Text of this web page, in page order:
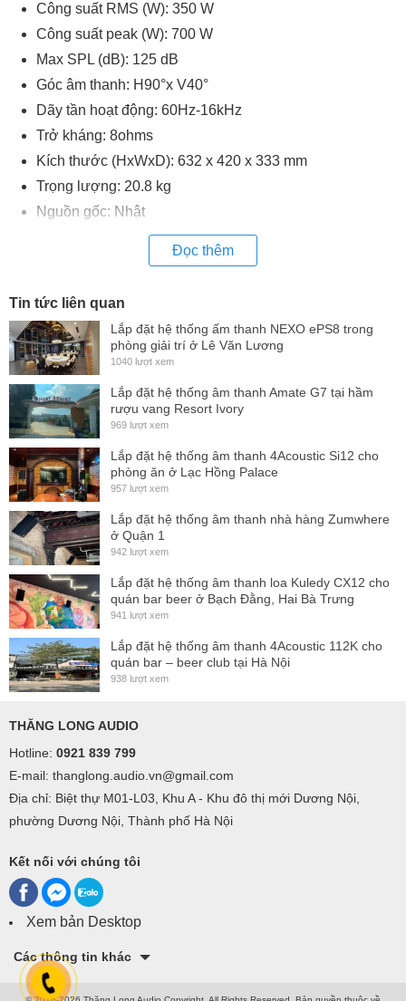
Công suất RMS (W): 350 W
Công suất peak (W): 700 W
Max SPL (dB): 125 dB
Góc âm thanh: H90°x V40°
Dãy tần hoạt động: 60Hz-16kHz
Trở kháng: 8ohms
Kích thước (HxWxD): 632 x 420 x 333 mm
Trọng lượng: 20.8 kg
Nguồn gốc: Nhật
Đọc thêm
Tin tức liên quan
Lắp đặt hệ thống ấm thanh NEXO ePS8 trong
phòng giải trí ở Lê Văn Lương
1040 lượt xem
Lắp đặt hệ thống âm thanh Amate G7 tại hầm
rượu vang Resort Ivory
969 lượt xem
Lắp đặt hệ thống âm thanh 4Acoustic Si12 cho
phòng ăn ở Lạc Hồng Palace
957 lượt xem
Lắp đặt hệ thống âm thanh nhà hàng Zumwhere
ở Quận 1
942 lượt xem
Lắp đặt hệ thống âm thanh loa Kuledy CX12 cho
quán bar beer ở Bạch Đằng, Hai Bà Trưng
941 lượt xem
Lắp đặt hệ thống âm thanh 4Acoustic 112K cho
quán bar – beer club tại Hà Nội
938 lượt xem
THĂNG LONG AUDIO
Hotline: 0921 839 799
E-mail: thanglong.audio.vn@gmail.com
Địa chỉ: Biệt thự M01-L03, Khu A - Khu đô thị mới Dương Nội,
phường Dương Nội, Thành phố Hà Nội
Kết nối với chúng tôi
Xem bản Desktop
Các thông tin khác